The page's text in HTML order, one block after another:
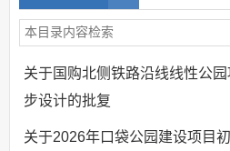
关于国购北侧铁路沿线线性公园
步设计的批复
关于2026年口袋公园建设项目